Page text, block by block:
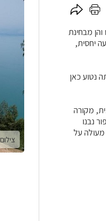
לחץ
להדפסה
לחץ
לשיתוף
מבחינת
צנועה יחסית,
נטוע כאן
מקורה
נבנו
מעולה על